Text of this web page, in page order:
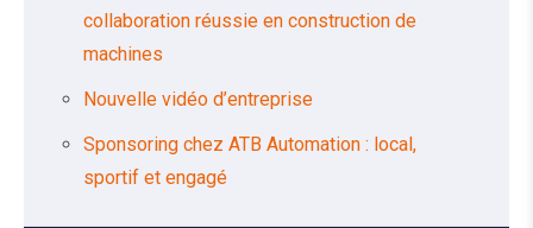
collaboration réussie en construction de
machines
Nouvelle vidéo d’entreprise
Sponsoring chez ATB Automation : local,
sportif et engagé